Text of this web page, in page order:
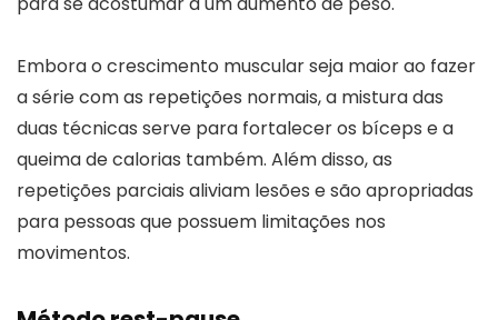
Embora o crescimento muscular seja maior ao fazer
a série com as repetições normais, a mistura das
duas técnicas serve para fortalecer os bíceps e a
queima de calorias também. Além disso, as
repetições parciais aliviam lesões e são apropriadas
para pessoas que possuem limitações nos
movimentos.